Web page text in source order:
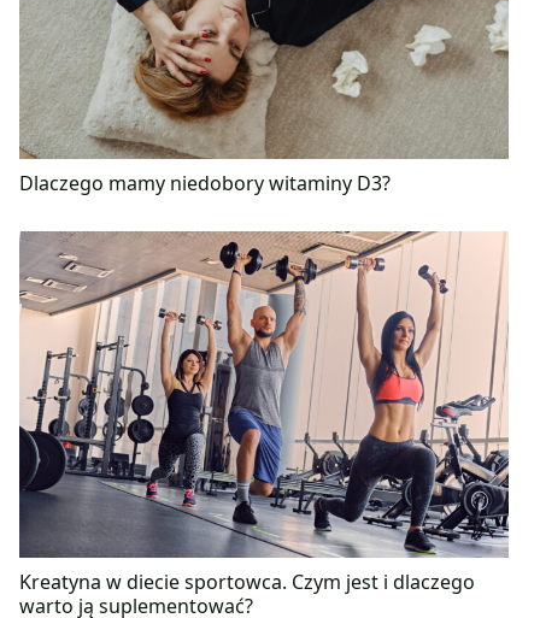
Dlaczego mamy niedobory witaminy D3?
Kreatyna w diecie sportowca. Czym jest i dlaczego
warto ją suplementować?